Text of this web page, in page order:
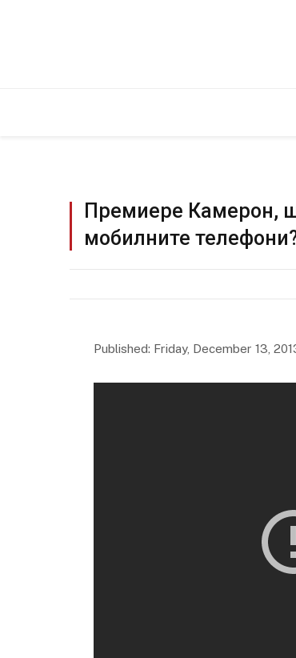
Премиере Камерон,
мобилните
Published: Friday, December 13,
Грција: Горат Парос,